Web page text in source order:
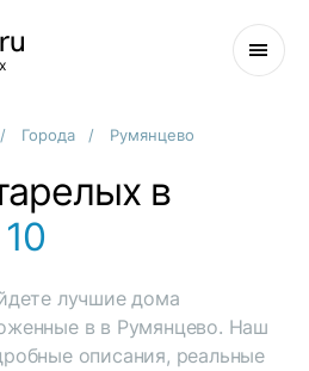
Города Румянцево
в
10
лучшие дома
в в Румянцево. Наш
описания, реальные